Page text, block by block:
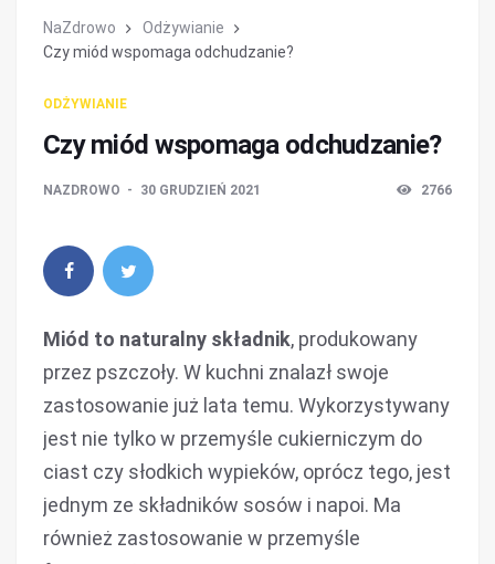
NaZdrowo
Odżywianie
Czy miód wspomaga odchudzanie?
ODŻYWIANIE
Czy miód wspomaga odchudzanie?
NAZDROWO 30 GRUDZIEŃ 2021 2766
Miód to naturalny składnik, produkowany
przez pszczoły. W kuchni znalazł swoje
zastosowanie już lata temu. Wykorzystywany
jest nie tylko w przemyśle cukierniczym do
ciast czy słodkich wypieków, oprócz tego, jest
jednym ze składników sosów i napoi. Ma
również zastosowanie w przemyśle